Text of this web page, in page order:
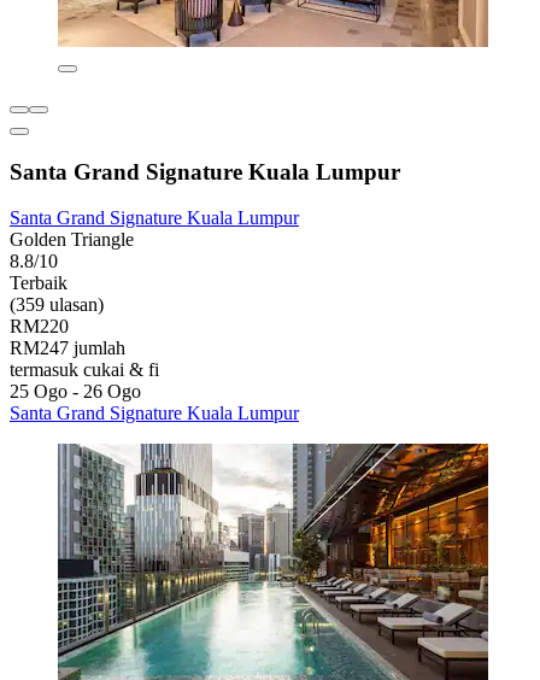
Santa Grand Signature Kuala Lumpur
Santa Grand Signature Kuala Lumpur
Golden Triangle
8.8/10
Terbaik
(359 ulasan)
RM220
RM247 jumlah
termasuk cukai & fi
25 Ogo - 26 Ogo
Santa Grand Signature Kuala Lumpur